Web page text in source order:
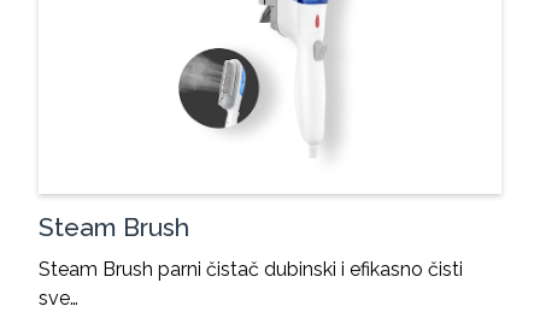
Steam Brush
Steam Brush parni čistač dubinski i efikasno čisti
sve…